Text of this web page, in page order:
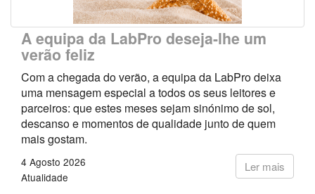
A equipa da LabPro deseja-lhe um
verão feliz
Com a chegada do verão, a equipa da LabPro deixa
uma mensagem especial a todos os seus leitores e
parceiros: que estes meses sejam sinónimo de sol,
descanso e momentos de qualidade junto de quem
mais gostam.
Ler mais
4 Agosto 2026
Atualidade